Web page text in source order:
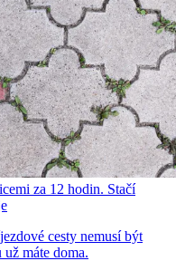
za 12 hodin. Stačí
cesty nemusí být
máte doma.